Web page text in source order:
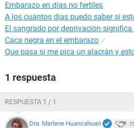
Embarazo en días no fertiles
A los cuántos dias puedo saber si
El sangrado por deprivación
Caca negra en el embarazo ✓
Que pasa si me pica un alacrán y
1 respuesta
RESPUESTA 1 / 1
Dra. Marlene Huancahuari